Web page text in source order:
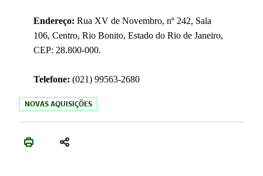
Endereço: Rua XV de Novembro, nº 242, Sala
106, Centro, Rio Bonito, Estado do Rio de Janeiro,
CEP: 28.800-000.
Telefone: (021) 99563-2680
NOVAS AQUISIÇÕES